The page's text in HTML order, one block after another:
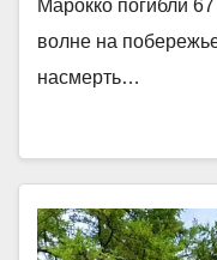
Марокко погибли
волне на
насмерть…